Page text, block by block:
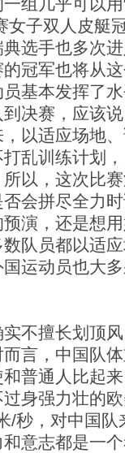
女子双人皮艇
选手也多次
冠军也将从
基本发挥了
决赛，应该
以适应场地
乱训练计划
以，这次比
会拼尽全力
演，还是想
队员都以适
运动员也大
擅长划顶风
言，中国队
普通人比起
身强力壮的
/秒，对中国
意志都是一